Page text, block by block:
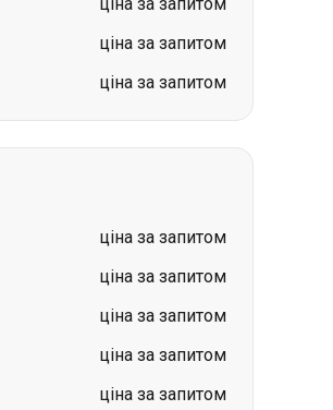
ціна за запитом
ціна за запитом
ціна за запитом
ціна за запитом